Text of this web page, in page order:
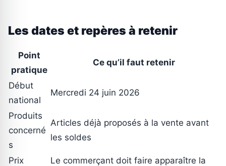
Les dates et repères à retenir
Point
pratique
Ce qu’il faut retenir
Début
national
Mercredi 24 juin 2026
Produits
concerné
s
Articles déjà proposés à la vente avant
les soldes
Prix
Le commerçant doit faire apparaître la